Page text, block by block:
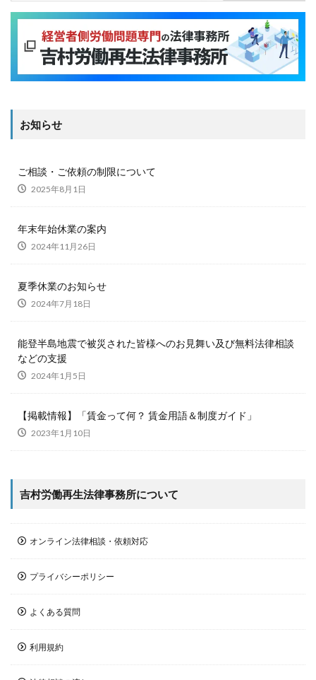
お知らせ
ご相談・ご依頼の制限について
2025年8月1日
年末年始休業の案内
2024年11月26日
夏季休業のお知らせ
2024年7月18日
能登半島地震で被災された皆様へのお見舞い及び無料法律相談
などの支援
2024年1月5日
【掲載情報】「賃金って何？ 賃金用語＆制度ガイド」
2023年1月10日
吉村労働再生法律事務所について
オンライン法律相談・依頼対応
プライバシーポリシー
よくある質問
利用規約